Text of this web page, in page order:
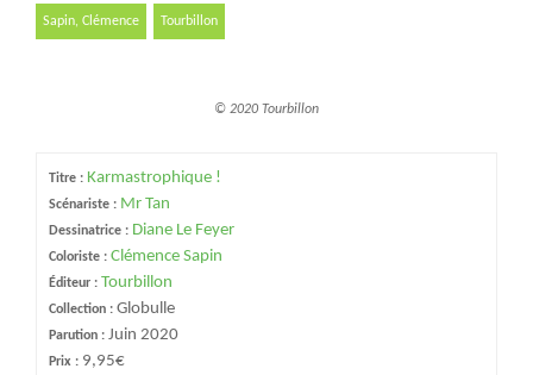
Sapin, Clémence Tourbillon
© 2020 Tourbillon
Titre : Karmastrophique !
Scénariste : Mr Tan
Dessinatrice : Diane Le Feyer
Coloriste : Clémence Sapin
Éditeur : Tourbillon
Collection : Globulle
Parution : Juin 2020
Prix : 9,95€